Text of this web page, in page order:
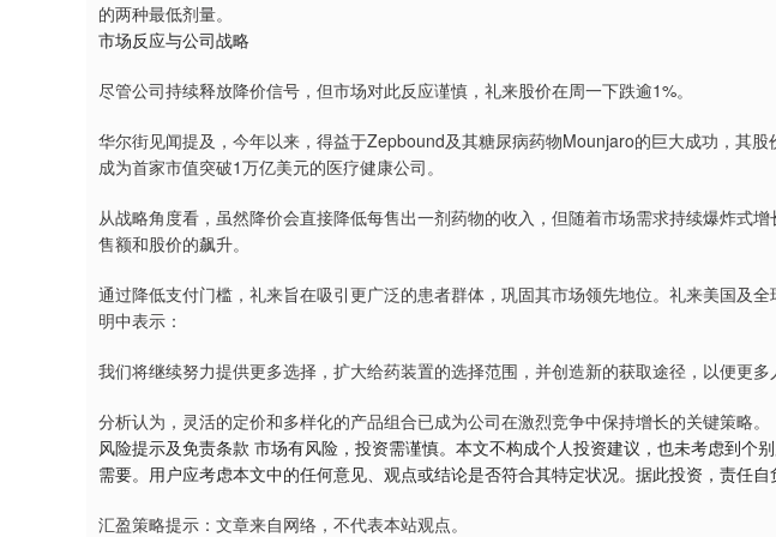
的两种最低剂量。
市场反应与公司战略
尽管公司持续释放降价信号，但市场对此反应谨慎，礼来股价在周一下跌逾1%。
华尔街见闻提及，今年以来，得益于Zepbound及其糖尿病药物Mounjaro的巨大成功，其股
成为首家市值突破1万亿美元的医疗健康公司。
从战略角度看，虽然降价会直接降低每售出一剂药物的收入，但随着市场需求持续爆炸式
售额和股价的飙升。
通过降低支付门槛，礼来旨在吸引更广泛的患者群体，巩固其市场领先地位。礼来美国及
明中表示：
我们将继续努力提供更多选择，扩大给药装置的选择范围，并创造新的获取途径，以便更多
分析认为，灵活的定价和多样化的产品组合已成为公司在激烈竞争中保持增长的关键策略。
风险提示及免责条款 市场有风险，投资需谨慎。本文不构成个人投资建议，也未考虑到个
需要。用户应考虑本文中的任何意见、观点或结论是否符合其特定状况。据此投资，责任自
汇盈策略提示：文章来自网络，不代表本站观点。